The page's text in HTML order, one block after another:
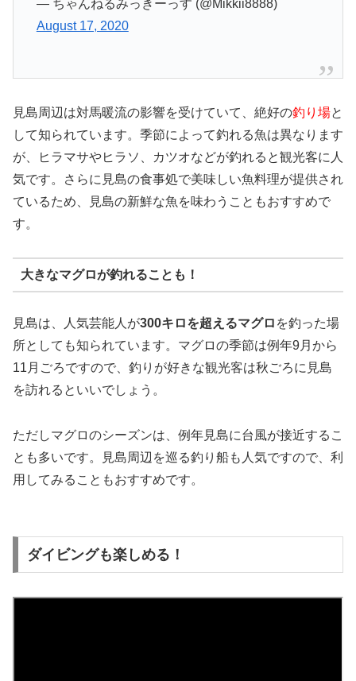
— ちゃんねるみっきーっす (@Mikkii8888)
August 17, 2020
見島周辺は対馬暖流の影響を受けていて、絶好の釣り場と
して知られています。季節によって釣れる魚は異なります
が、ヒラマサやヒラソ、カツオなどが釣れると観光客に人
気です。さらに見島の食事処で美味しい魚料理が提供され
ているため、見島の新鮮な魚を味わうこともおすすめで
す。
大きなマグロが釣れることも！
見島は、人気芸能人が300キロを超えるマグロ を釣った場
所としても知られています。マグロの季節は例年9月から
11月ごろですので、釣りが好きな観光客は秋ごろに見島
を訪れるといいでしょう。
ただしマグロのシーズンは、例年見島に台風が接近するこ
とも多いです。見島周辺を巡る釣り船も人気ですので、利
用してみることもおすすめです。
ダイビングも楽しめる！